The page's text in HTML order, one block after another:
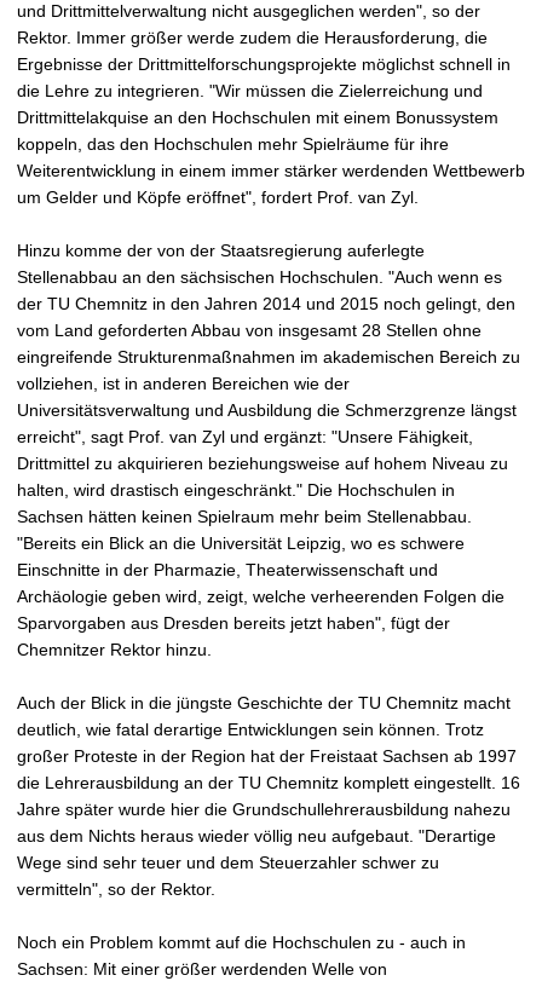
und Drittmittelverwaltung nicht ausgeglichen werden", so der
Rektor. Immer größer werde zudem die Herausforderung, die
Ergebnisse der Drittmittelforschungsprojekte möglichst schnell in
die Lehre zu integrieren. "Wir müssen die Zielerreichung und
Drittmittelakquise an den Hochschulen mit einem Bonussystem
koppeln, das den Hochschulen mehr Spielräume für ihre
Weiterentwicklung in einem immer stärker werdenden Wettbewerb
um Gelder und Köpfe eröffnet", fordert Prof. van Zyl.
Hinzu komme der von der Staatsregierung auferlegte
Stellenabbau an den sächsischen Hochschulen. "Auch wenn es
der TU Chemnitz in den Jahren 2014 und 2015 noch gelingt, den
vom Land geforderten Abbau von insgesamt 28 Stellen ohne
eingreifende Strukturenmaßnahmen im akademischen Bereich zu
vollziehen, ist in anderen Bereichen wie der
Universitätsverwaltung und Ausbildung die Schmerzgrenze längst
erreicht", sagt Prof. van Zyl und ergänzt: "Unsere Fähigkeit,
Drittmittel zu akquirieren beziehungsweise auf hohem Niveau zu
halten, wird drastisch eingeschränkt." Die Hochschulen in
Sachsen hätten keinen Spielraum mehr beim Stellenabbau.
"Bereits ein Blick an die Universität Leipzig, wo es schwere
Einschnitte in der Pharmazie, Theaterwissenschaft und
Archäologie geben wird, zeigt, welche verheerenden Folgen die
Sparvorgaben aus Dresden bereits jetzt haben", fügt der
Chemnitzer Rektor hinzu.
Auch der Blick in die jüngste Geschichte der TU Chemnitz macht
deutlich, wie fatal derartige Entwicklungen sein können. Trotz
großer Proteste in der Region hat der Freistaat Sachsen ab 1997
die Lehrerausbildung an der TU Chemnitz komplett eingestellt. 16
Jahre später wurde hier die Grundschullehrerausbildung nahezu
aus dem Nichts heraus wieder völlig neu aufgebaut. "Derartige
Wege sind sehr teuer und dem Steuerzahler schwer zu
vermitteln", so der Rektor.
Noch ein Problem kommt auf die Hochschulen zu - auch in
Sachsen: Mit einer größer werdenden Welle von